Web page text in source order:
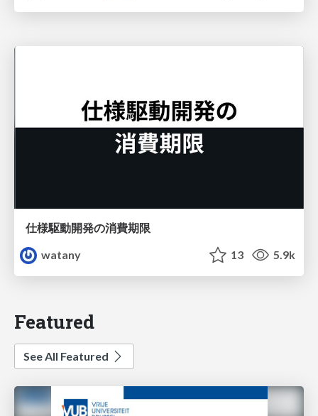
仕様駆動開発の消費期限
watany
13 5.9k
Featured
See All Featured